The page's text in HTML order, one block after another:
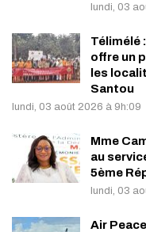
lundi, 03
Télimélé
offre un
les
Santou
lundi, 03 août 2026 à 9h:09
Mme
au
5ème
lundi, 03
Air